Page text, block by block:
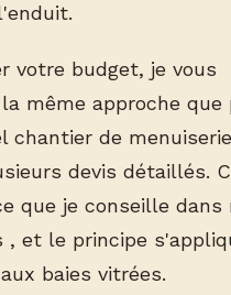
votre budget, je vous
même approche que
chantier de
devis détaillés.
que je conseille dans
, et le principe
baies vitrées.